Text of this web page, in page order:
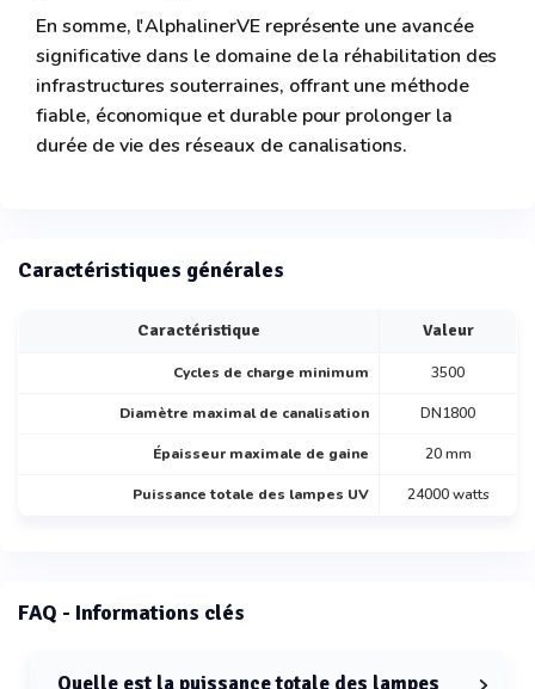
En somme, l'AlphalinerVE représente une avancée
significative dans le domaine de la réhabilitation des
infrastructures souterraines, offrant une méthode
fiable, économique et durable pour prolonger la
durée de vie des réseaux de canalisations.
Caractéristiques générales
Caractéristique Valeur
Cycles de charge minimum 3500
Diamètre maximal de canalisation DN1800
Épaisseur maximale de gaine 20 mm
Puissance totale des lampes UV 24000 watts
FAQ - Informations clés